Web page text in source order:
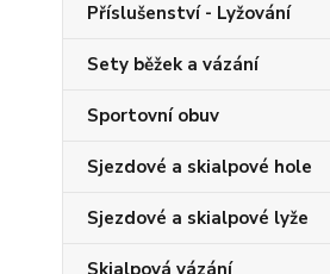
Příslušenství - Lyžování
Sety běžek a vázání
Sportovní obuv
Sjezdové a skialpové hole
Sjezdové a skialpové lyže
Skialpová vázání